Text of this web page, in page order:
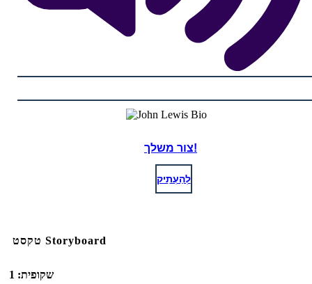
צור משלך!
לְהַעְתִיק
טקסט Storyboard
שקופית: 1